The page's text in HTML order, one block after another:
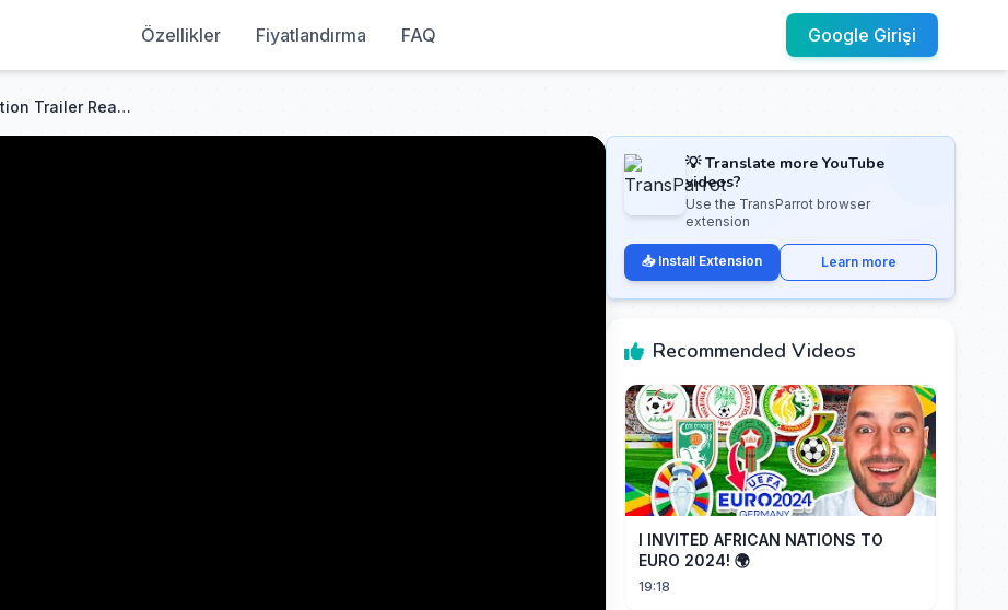
Özellikler Fiyatlandırma FAQ Google Girişi
Redzy's Dawntrail Job Action Trailer Reactions 🌱 WoW to FFXIV
💡 Translate more YouTube
videos?
Use the TransParrot browser
extension
📥 Install Extension Learn more
Recommended Videos
I INVITED AFRICAN NATIONS TO
EURO 2024! 🌍
19:18